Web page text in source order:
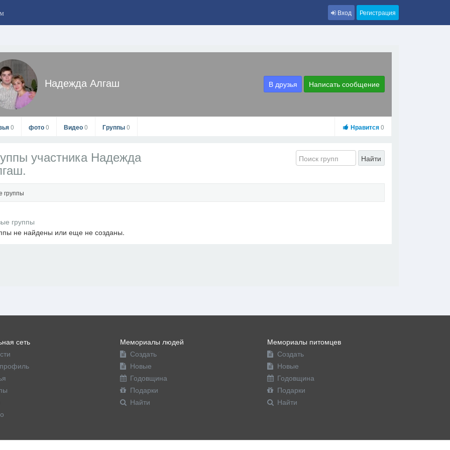
Вход Регистрация
Надежда Алгаш В друзья Написать сообщение
0 фото0 Видео0 Группы0 Нравится0
участника Надежда Найти
группы
не найдены или еще не созданы.
сеть
Мемориалы людей
Создать
Новые
Годовщина
Подарки
Найти
Мемориалы питомцев
Создать
Новые
Годовщина
Подарки
Найти